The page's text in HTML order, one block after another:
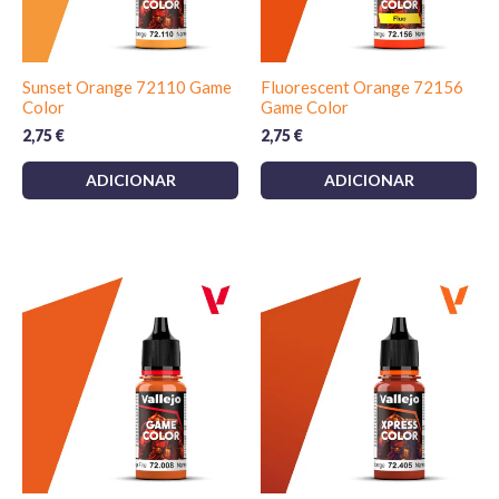
Sunset Orange 72110 Game
Color
2,75€
ADICIONAR
Fluorescent Orange 72156
Game Color
2,75€
ADICIONAR